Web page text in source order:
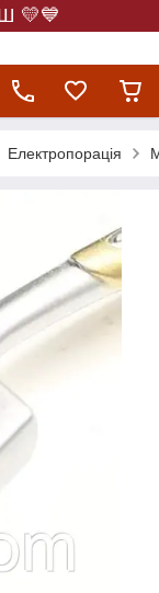
💛💙
Електропорація